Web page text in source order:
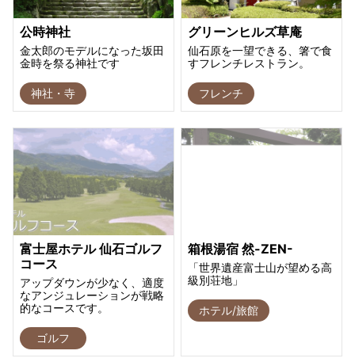
公時神社
金太郎のモデルになった坂田
金時を祭る神社です
神社・寺
グリーンヒルズ草庵
仙石原を一望できる、箸で食
すフレンチレストラン。
フレンチ
富士屋ホテル 仙石ゴルフ
コース
アップダウンが少なく、適度
なアンジュレーションが戦略
的なコースです。
ゴルフ
箱根湯宿 然-ZEN-
「世界遺産富士山が望める高
級別荘地」
ホテル/旅館